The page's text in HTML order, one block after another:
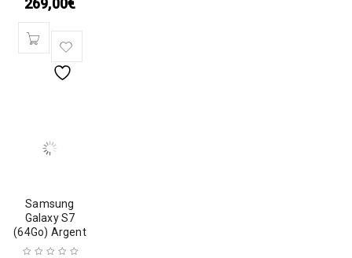
269,00€
Samsung
Galaxy S7
(64Go) Argent